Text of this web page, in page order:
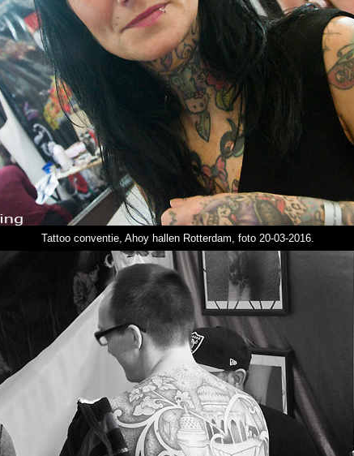
Tattoo conventie, Ahoy hallen Rotterdam, foto 20-03-2016.